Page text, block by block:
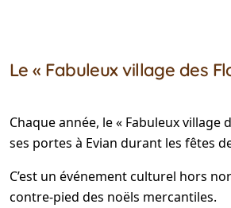
Le « Fabuleux village des
Chaque année, le « Fabuleux village
ses portes à Evian durant les fêtes
C’est un événement culturel hors
contre-pied des noëls mercantiles.